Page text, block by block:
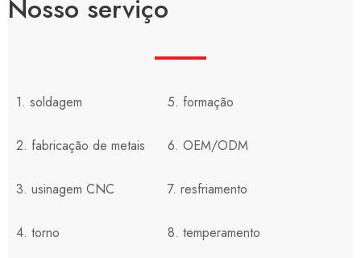
Nosso serviço
1. soldagem
2. fabricação de metais
3. usinagem CNC
4. torno
5. formação
6. OEM/ODM
7. resfriamento
8. temperamento